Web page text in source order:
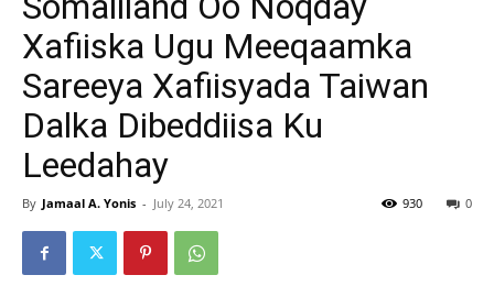
Xafiiska Ugu Meeqaamka
Sareeya Xafiisyada Taiwan
Dalka Dibeddiisa Ku
Leedahay
By Jamaal A. Yonis - July 24, 2021 0
930